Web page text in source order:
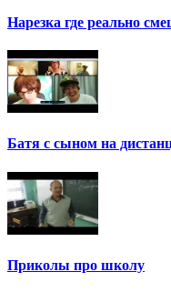
Нарезка где реально
Батя с сыном на
Приколы про школу